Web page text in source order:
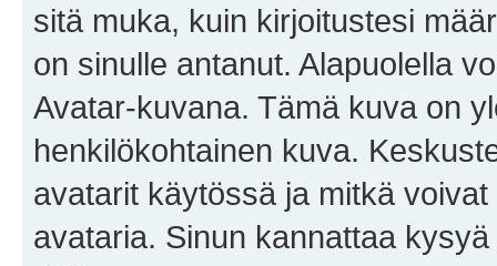
sitä muka, kuin kirjoitustesi
on sinulle antanut. Alapuolella
Avatar-kuvana. Tämä kuva on
henkilökohtainen kuva.
avatarit käytössä ja mitkä
avataria. Sinun kannattaa